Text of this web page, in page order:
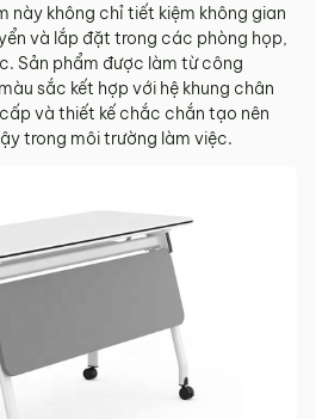
này không chỉ tiết kiệm không gian
và lắp đặt trong các phòng họp,
Sản phẩm được làm từ công
sắc kết hợp với hệ khung chân
và thiết kế chắc chắn tạo nên
trong môi trường làm việc.